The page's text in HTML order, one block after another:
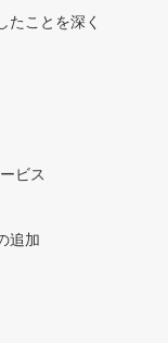
たことを深く
ビス
追加